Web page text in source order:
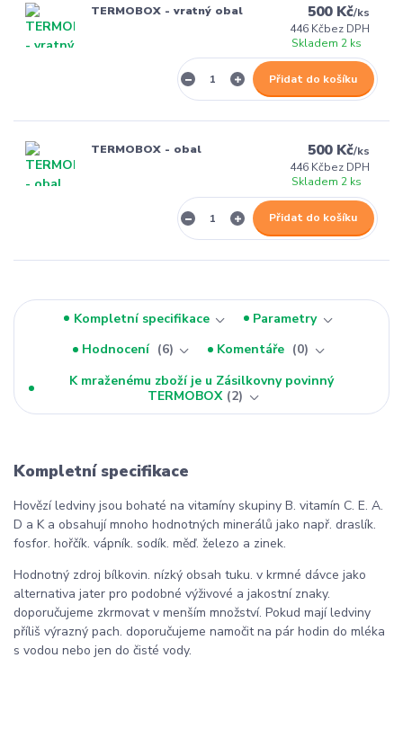
TERMOBOX - vratný obal 500 Kč/ks
446 Kčbez DPH
Skladem 2 ks
Přidat do košíku
TERMOBOX - obal 500 Kč/ks
446 Kčbez DPH
Skladem 2 ks
Přidat do košíku
Kompletní specifikace
Parametry
Hodnocení
6 Komentáře
0
K mraženému zboží je u Zásilkovny povinný
TERMOBOX 2
Kompletní specifikace
Hovězí ledviny jsou bohaté na vitamíny skupiny B. vitamín C. E. A.
D a K a obsahují mnoho hodnotných minerálů jako např. draslík.
fosfor. hořčík. vápník. sodík. měď. železo a zinek.
Hodnotný zdroj bílkovin. nízký obsah tuku. v krmné dávce jako
alternativa jater pro podobné výživové a jakostní znaky.
doporučujeme zkrmovat v menším množství. Pokud mají ledviny
příliš výrazný pach. doporučujeme namočit na pár hodin do mléka
s vodou nebo jen do čisté vody.